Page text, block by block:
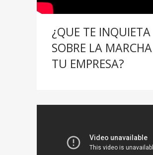
¿QUE TE INQUIETA
SOBRE LA
TU EMPRESA?